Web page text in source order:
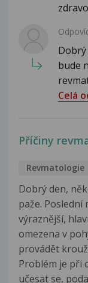
bude
Celá
Příčiny
Revmatologie
Dobrý den,
paže. Poslední
výraznější,
omezena v
provádět
Problém je při
učesat se,